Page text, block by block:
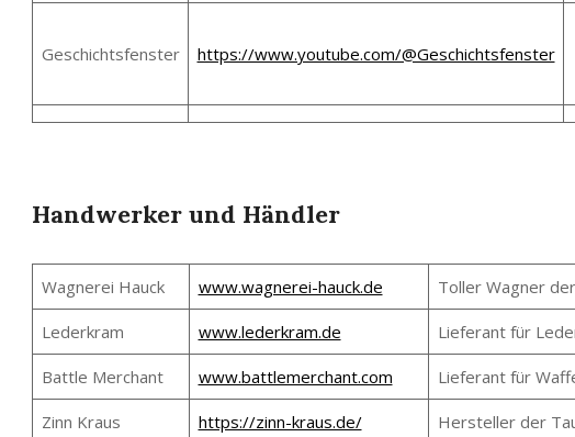
Geschichtsfenster https://www.youtube.com/@Geschichtsfenster
Handwerker und Händler
Wagnerei Hauck www.wagnerei-hauck.de Toller Wagner
Lederkram www.lederkram.de Lieferant für
Battle Merchant www.battlemerchant.com Lieferant für
Zinn Kraus https://zinn-kraus.de/ Hersteller der